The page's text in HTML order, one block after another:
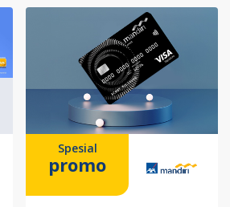
Spesial
promo